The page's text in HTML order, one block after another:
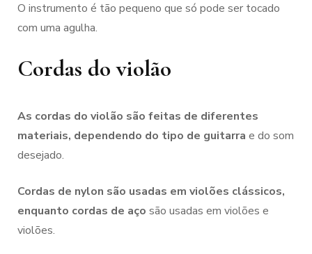
O instrumento é tão pequeno que só pode ser tocado
com uma agulha.
Cordas do violão
As cordas do violão são feitas de diferentes
materiais, dependendo do tipo de guitarra e do som
desejado.
Cordas de nylon são usadas em violões clássicos,
enquanto cordas de aço são usadas em violões e
violões.